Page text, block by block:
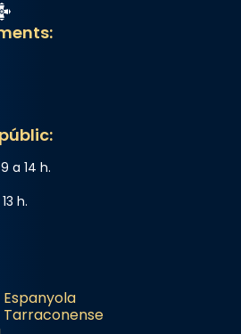
Estel Cristiana
a 14 h.
h.